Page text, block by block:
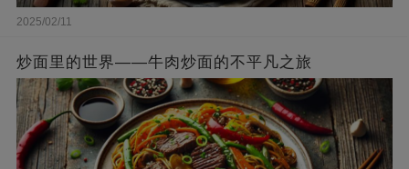
2025/02/11
炒面里的世界——牛肉炒面的不平凡之旅